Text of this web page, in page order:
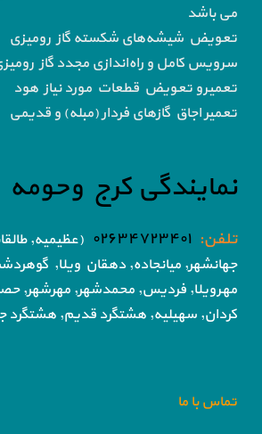
می باشد
تعویض شیشه‌های شکسته گاز رومیزی
سرویس کامل و راه‌اندازی مجدد گاز
تعمیرو تعویض قطعات مورد نیاز هود
تعمیر اجاق گاز‌های فردار (مبله) و قدیمی
نمایندگی کرج وحومه
تلفن: ۰۲۶۳۴۷۲۳۴۰۱
(عظیمیه,
جهانشهر, میانجاده, دهقان ویلا,
مهرویلا, فردیس, محمدشهر, مهرشهر,
کردان, سهیلیه, هشتگرد قدیم, هشتگرد
تماس با ما